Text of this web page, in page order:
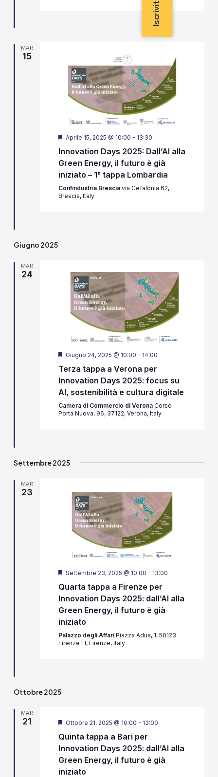
MAR
15
Segnalati
Aprile 15, 2025 @ 10:00 - 13:30
Innovation Days 2025: Dall’AI alla
Green Energy, il futuro è già
iniziato – 1° tappa Lombardia
Confindustria Brescia via Cefalonia 62,
Brescia, Italy
Giugno 2025
MAR
24
Segnalati
Giugno 24, 2025 @ 10:00 - 14:00
Terza tappa a Verona per
Innovation Days 2025: focus su
AI, sostenibilità e cultura digitale
Camera di Commercio di Verona Corso
Porta Nuova, 96, 37122, Verona, Italy
Settembre 2025
MAR
23
Segnalati
Settembre 23, 2025 @ 10:00 - 13:00
Quarta tappa a Firenze per
Innovation Days 2025: dall’AI alla
Green Energy, il futuro è già
iniziato
Palazzo degli Affari Piazza Adua, 1, 50123
Firenze FI, Firenze, Italy
Ottobre 2025
MAR
21 Segnalati
Ottobre 21, 2025 @ 10:00 - 13:00
Quinta tappa a Bari per
Innovation Days 2025: dall’AI alla
Green Energy, il futuro è già
iniziato